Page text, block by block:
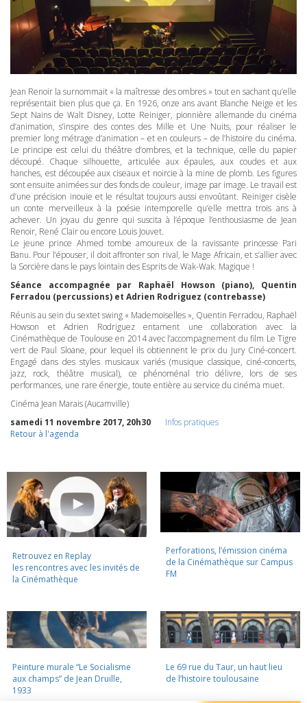
Jean Renoir la surnommait « la maîtresse des ombres » tout en sachant qu’elle
représentait bien plus que ça. En 1926, onze ans avant Blanche Neige et les
Sept Nains de Walt Disney, Lotte Reiniger, pionnière allemande du cinéma
d’animation, s’inspire des contes des Mille et Une Nuits, pour réaliser le
premier long métrage d’animation – et en couleurs – de l’histoire du cinéma.
Le principe est celui du théâtre d’ombres, et la technique, celle du papier
découpé. Chaque silhouette, articulée aux épaules, aux coudes et aux
hanches, est découpée aux ciseaux et noircie à la mine de plomb. Les figures
sont ensuite animées sur des fonds de couleur, image par image. Le travail est
d’une précision inouïe et le résultat toujours aussi envoûtant. Reiniger cisèle
un conte merveilleux à la poésie intemporelle qu’elle mettra trois ans à
achever. Un joyau du genre qui suscita à l’époque l’enthousiasme de Jean
Renoir, René Clair ou encore Louis Jouvet.
Le jeune prince Ahmed tombe amoureux de la ravissante princesse Pari
Banu. Pour l’épouser, il doit affronter son rival, le Mage Africain, et s’allier avec
la Sorcière dans le pays lointain des Esprits de Wak-Wak. Magique !
Séance accompagnée par Raphaël Howson (piano), Quentin
Ferradou (percussions) et Adrien Rodriguez (contrebasse)
Réunis au sein du sextet swing « Mademoiselles », Quentin Ferradou, Raphaël
Howson et Adrien Rodriguez entament une collaboration avec la
Cinémathèque de Toulouse en 2014 avec l’accompagnement du film Le Tigre
vert de Paul Sloane, pour lequel ils obtiennent le prix du Jury Ciné-concert.
Engagé dans des styles musicaux variés (musique classique, ciné-concerts,
jazz, rock, théâtre musical), ce phénoménal trio délivre, lors de ses
performances, une rare énergie, toute entière au service du cinéma muet.
Cinéma Jean Marais (Aucamville)
samedi 11 novembre 2017, 20h30
Infos pratiques
Retour à l'agenda
Retrouvez en Replay
les rencontres avec les invités de
la Cinémathèque
Perforations, l’émission cinéma
de la Cinémathèque sur Campus
FM
Peinture murale “Le Socialisme
aux champs” de Jean Druille,
1933
Le 69 rue du Taur, un haut lieu
de l’histoire toulousaine